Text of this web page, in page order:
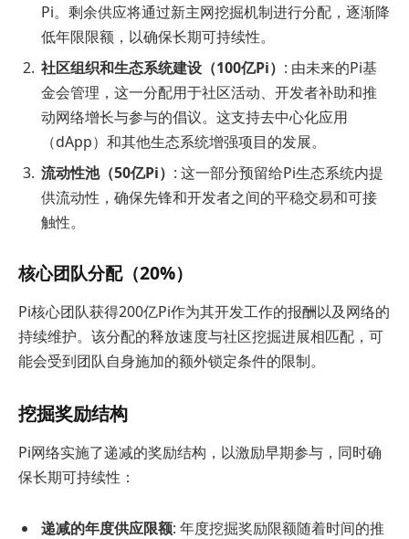
Pi。剩余供应将通过新主网挖掘机制进行分配，逐渐降
低年限限额，以确保长期可持续性。
社区组织和生态系统建设（100亿Pi） : 由未来的Pi基
金会管理，这一分配用于社区活动、开发者补助和推
动网络增长与参与的倡议。这支持去中心化应用
（dApp）和其他生态系统增强项目的发展。
流动性池（50亿Pi） : 这一部分预留给Pi生态系统内提
供流动性，确保先锋和开发者之间的平稳交易和可接
触性。
核心团队分配（20%）
Pi核心团队获得200亿Pi作为其开发工作的报酬以及网络的
持续维护。该分配的释放速度与社区挖掘进展相匹配，可
能会受到团队自身施加的额外锁定条件的限制。
挖掘奖励结构
Pi网络实施了递减的奖励结构，以激励早期参与，同时确
保长期可持续性：
递减的年度供应限额: 年度挖掘奖励限额随着时间的推